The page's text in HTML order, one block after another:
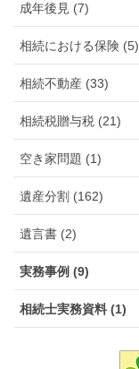
成年後見 (7)
相続における保険 (5)
相続不動産 (33)
相続税贈与税 (21)
空き家問題 (1)
遺産分割 (162)
遺言書 (2)
実務事例 (9)
相続士実務資料 (1)